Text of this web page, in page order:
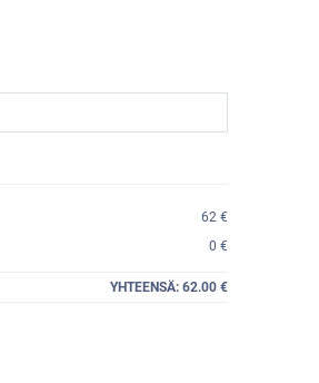
62 €
0 €
YHTEENSÄ: 62.00 €